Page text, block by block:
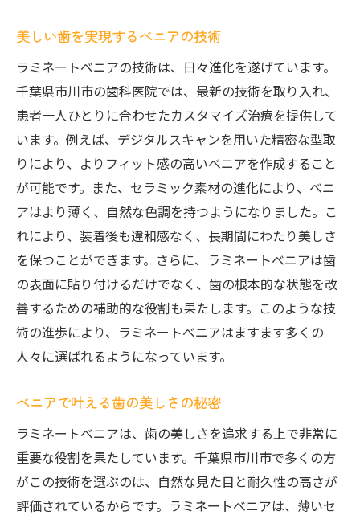
美しい歯を実現するべニアの技術
ラミネートべニアの技術は、日々進化を遂げています。
千葉県市川市の歯科医院では、最新の技術を取り入れ、
患者一人ひとりに合わせたカスタマイズ治療を提供して
います。例えば、デジタルスキャンを用いた精密な型取
りにより、よりフィット感の高いべニアを作成すること
が可能です。また、セラミック素材の進化により、べニ
アはより薄く、自然な色調を持つようになりました。こ
れにより、装着後も違和感なく、長期間にわたり美しさ
を保つことができます。さらに、ラミネートべニアは歯
の表面に貼り付けるだけでなく、歯の根本的な状態を改
善するための補助的な役割も果たします。このような技
術の進歩により、ラミネートべニアはますます多くの
人々に選ばれるようになっています。
べニアで叶える歯の美しさの秘密
ラミネートべニアは、歯の美しさを追求する上で非常に
重要な役割を果たしています。千葉県市川市で多くの方
がこの技術を選ぶのは、自然な見た目と耐久性の高さが
評価されているからです。ラミネートべニアは、薄いセ